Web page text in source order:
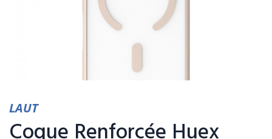
LAUT
Coque Renforcée Huex